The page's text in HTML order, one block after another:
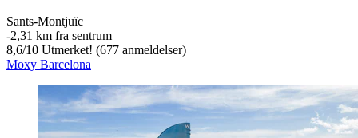
Sants-Montjuïc
‐2,31 km fra sentrum
8,6/10 Utmerket! (677 anmeldelser)
Moxy Barcelona